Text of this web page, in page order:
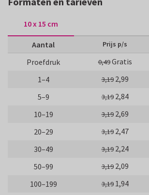
10 x 15 cm
Aantal Prijs p/s
Proefdruk 0,49Gratis
1–4
3,19 2,99
5–9
3,19 2,84
10–19
3,19 2,69
20–29
3,19 2,47
30–49
3,19 2,24
50–99
3,19 2,09
100–199
3,19 1,94